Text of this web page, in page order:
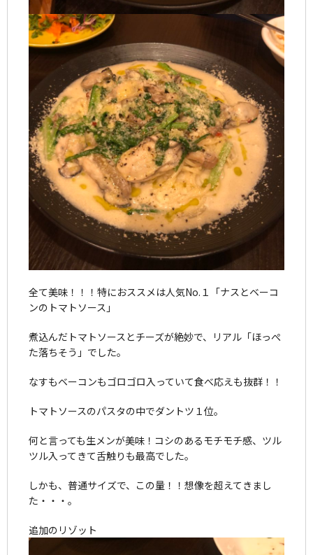
全て美味！！！特におススメは人気No.１「ナスとベーコ
ンのトマトソース」
煮込んだトマトソースとチーズが絶妙で、リアル「ほっぺ
た落ちそう」でした。
なすもベーコンもゴロゴロ入っていて食べ応えも抜群！！
トマトソースのパスタの中でダントツ１位。
何と言っても生メンが美味！コシのあるモチモチ感、ツル
ツル入ってきて舌触りも最高でした。
しかも、普通サイズで、この量！！想像を超えてきまし
た・・・。
追加のリゾット